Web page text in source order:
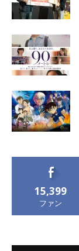
15,399
ファン